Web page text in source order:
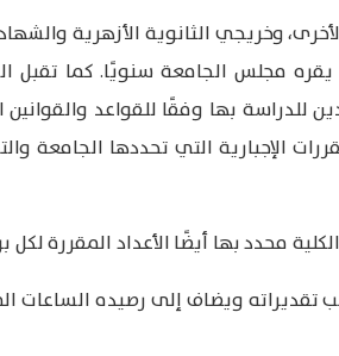
وخريجي الثانوية الأزهرية
يقره مجلس الجامعة سنويًا. كما تقبل
للدراسة بها وفقًا للقواعد
الإجبارية التي تحددها الجامعة
محدد بها أيضًا الأعداد المقررة لكل
ويضاف إلى رصيده الساعات